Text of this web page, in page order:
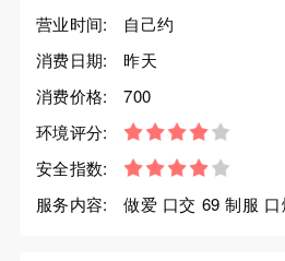
营业时间:
自己约
消费日期:
昨天
消费价格:
700
环境评分:
安全指数:
服务内容:
做爱 口交 69 制服